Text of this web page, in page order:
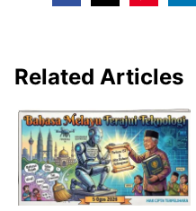
Related Articles